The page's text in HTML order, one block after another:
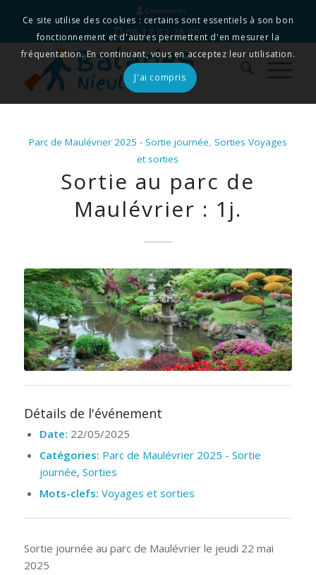
Connexion
06 17 02 26 80
Parc de Maulévrier 2025 - Sortie journée, Sorties Voyages
et sorties
Sortie au parc de
Maulévrier : 1j.
Détails de l'événement
Date: 22/05/2025
Catégories: Parc de Maulévrier 2025 - Sortie
journée, Sorties
Mots-clefs: Voyages et sorties
Sortie journée au parc de Maulévrier le jeudi 22 mai
2025
Ce site utilise des cookies : certains sont essentiels à son bon
fonctionnement et d'autres permettent d'en mesurer la
fréquentation. En continuant, vous en acceptez leur utilisation.
J'ai compris